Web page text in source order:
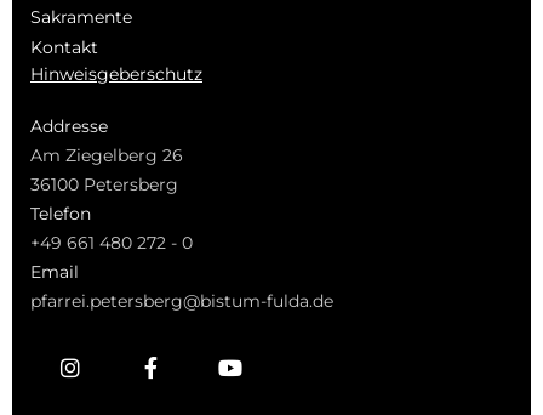
Sakramente
Kontakt
Hinweisgeberschutz
Addresse
Am Ziegelberg 26
36100 Petersberg
Telefon
+49 661 480 272 - 0
Email
pfarrei.petersberg@bistum-fulda.de